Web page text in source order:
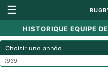
☰
HISTORIQUE EQUIPE
Choisir une année
1939